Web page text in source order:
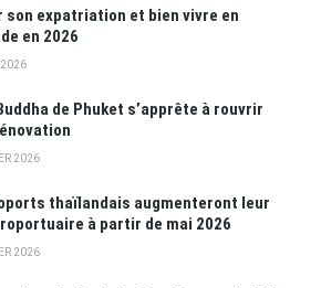
son expatriation et bien vivre en
en 2026
2026
de Phuket s’apprête à rouvrir
2026
thaïlandais augmenteront leur
à partir de mai 2026
2026